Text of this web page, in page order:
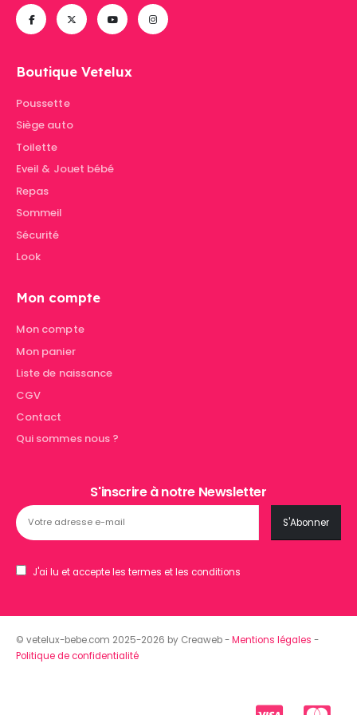
Boutique Vetelux
Poussette
Siège auto
Toilette
Eveil & Jouet bébé
Repas
Sommeil
Sécurité
Look
Mon compte
Mon compte
Mon panier
Liste de naissance
CGV
Contact
Qui sommes nous ?
S'inscrire à notre Newsletter
J'ai lu et accepte les termes et les conditions
© vetelux-bebe.com 2025-2026 by Creaweb -Mentions légales -
Politique de confidentialité